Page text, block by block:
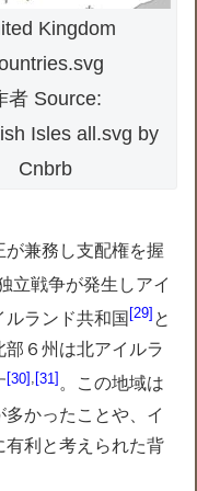
Kingdom
者 Source:
Isles all.svg by
Cnbrb
兼務し支配権を握
立戦争が発生しアイ
ランド共和国 29 と
６州は北アイルラ
30 , 31 。この地域は
かったことや、イ
有利と考えられた背